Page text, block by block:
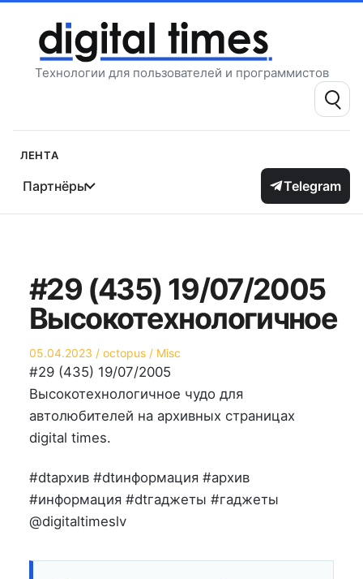
содержимому
Технологии для пользователей и программистов
Поиск:
Лента
Партнёры Telegram
#29 (435) 19/07/2005
Высокотехнологичное
Опубликовано
на
05.04.2023 Автор
octopus
Опубликовано
в
Misc
#29 (435) 19/07/2005
Высокотехнологичное чудо для
автолюбителей на архивных страницах
digital times.
#dtархив #dtинформация #архив
#информация #dtгаджеты #гаджеты
@digitaltimeslv